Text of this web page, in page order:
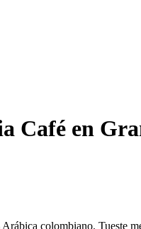
Café en
colombiano. Tueste